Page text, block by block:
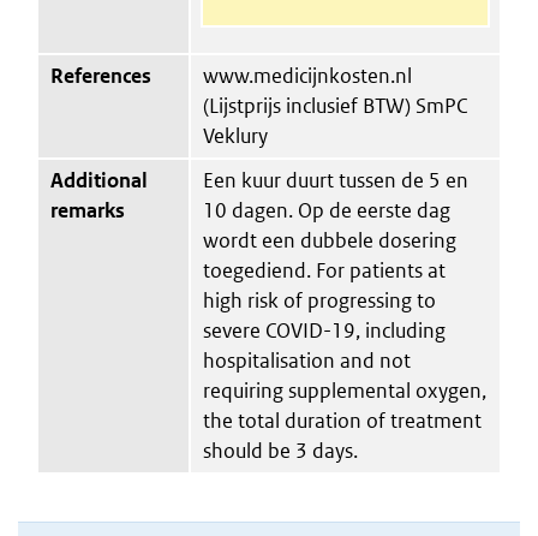
References
www.medicijnkosten.nl
(Lijstprijs inclusief BTW) SmPC
Veklury
Additional
remarks
Een kuur duurt tussen de 5 en
10 dagen. Op de eerste dag
wordt een dubbele dosering
toegediend. For patients at
high risk of progressing to
severe COVID-19, including
hospitalisation and not
requiring supplemental oxygen,
the total duration of treatment
should be 3 days.